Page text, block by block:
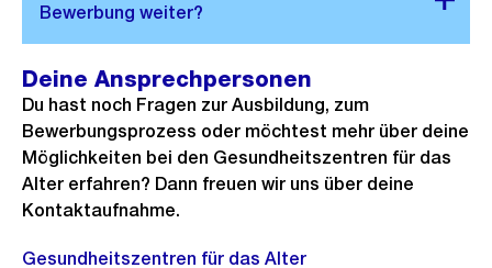
Deine Ansprechpersonen
Du hast noch Fragen zur Ausbildung, zum
Bewerbungsprozess oder möchtest mehr über deine
Möglichkeiten bei den Gesundheitszentren für das
Alter erfahren? Dann freuen wir uns über deine
Kontaktaufnahme.
Gesundheitszentren für das Alter